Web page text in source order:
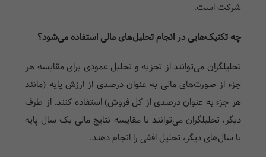
شرکت است.
چه تکنیک‌هایی در انجام تحلیل‌های مالی استفاده می‌شود؟
تحلیلگران می‌توانند از تجزیه و تحلیل عمودی برای مقایسه هر
جزء از صورت‌های مالی به عنوان درصدی از ارزش پایه (مانند
هر جزء به عنوان درصدی از کل فروش) استفاده کنند. از طرف
دیگر، تحلیلگران می‌توانند با مقایسه نتایج مالی یک سال پایه
با سال‌های دیگر، تحلیل افقی را انجام دهند.